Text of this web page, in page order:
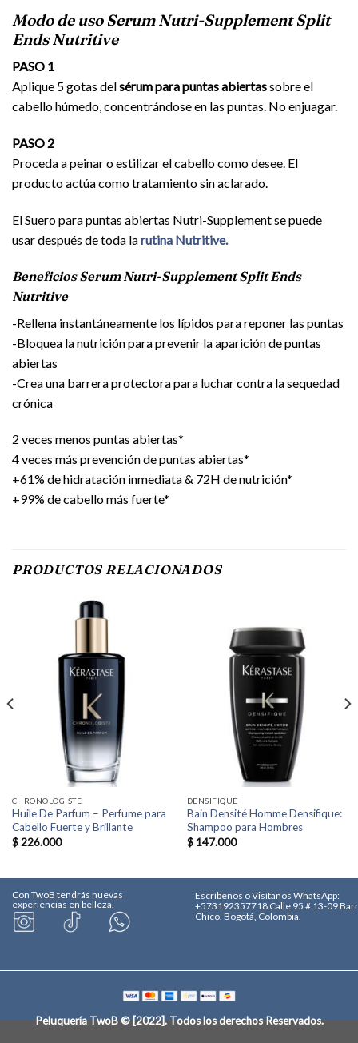
Modo de uso Serum Nutri-Supplement Split
Ends Nutritive
PASO 1
Aplique 5 gotas delsérum para puntas abiertassobre el
cabello húmedo, concentrándose en las puntas. No enjuagar.
PASO 2
Proceda a peinar o estilizar el cabello como desee. El
producto actúa como tratamiento sin aclarado.
El Suero para puntas abiertas Nutri-Supplement se puede
usar después de toda larutina Nutritive.
Beneficios Serum Nutri-Supplement Split Ends
Nutritive
-Rellena instantáneamente los lípidos para reponer las puntas
-Bloquea la nutrición para prevenir la aparición de puntas
abiertas
-Crea una barrera protectora para luchar contra la sequedad
crónica
2 veces menos puntas abiertas*
4 veces más prevención de puntas abiertas*
+61% de hidratación inmediata & 72H de nutrición*
+99% de cabello más fuerte*
PRODUCTOS RELACIONADOS
CHRONOLOGISTE
Huile De Parfum – Perfume para
Cabello Fuerte y Brillante
$226.000
DENSIFIQUE
Bain Densité Homme Densifique:
Shampoo para Hombres
$147.000
Con TwoB tendrás nuevas
experiencias en belleza.
Escríbenos o Visítanos WhatsApp:
+573192357718 Calle 95 # 13-09
Chico. Bogotá, Colombia.
Peluquería TwoB © [2022]. Todos los derechos Reservados.